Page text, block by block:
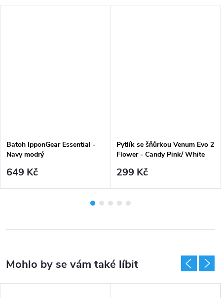
Batoh IpponGear Essential -
Navy modrý
649 Kč
Pytlík se šňůrkou Venum Evo 2
Flower - Candy Pink/ White
299 Kč